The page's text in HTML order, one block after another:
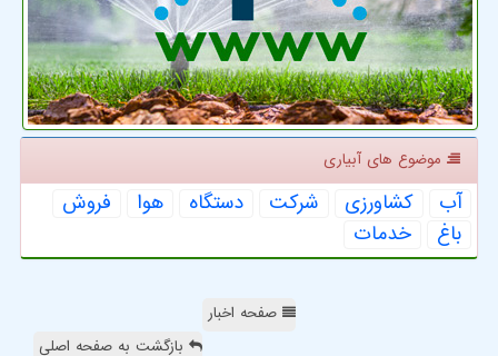
موضوع های آبیاری
آب كشاورزی شركت دستگاه هوا
فروش
باغ
خدمات
صفحه اخبار
بازگشت به صفحه اصلی